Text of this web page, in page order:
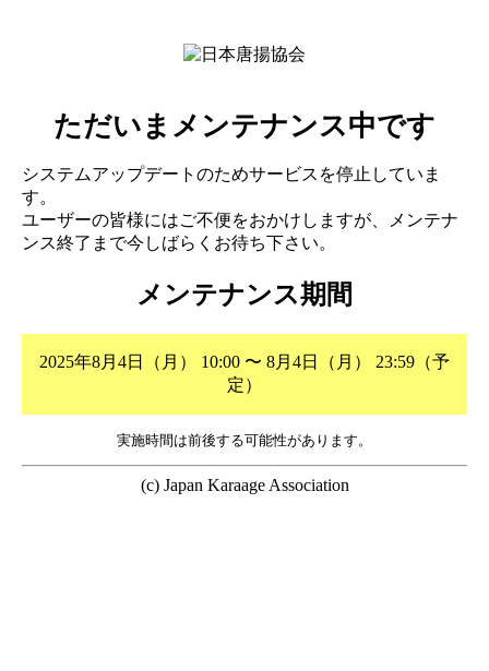
ただいまメンテナンス中です
システムアップデートのためサービスを停止していま
す。
ユーザーの皆様にはご不便をおかけしますが、メンテナ
ンス終了まで今しばらくお待ち下さい。
メンテナンス期間
2025年8月4日（月） 10:00 〜 8月4日（月） 23:59（予
定）
実施時間は前後する可能性があります。
(c) Japan Karaage Association